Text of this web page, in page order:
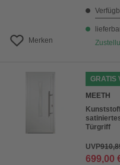
Merken
GRATIS
MEETH
Türgriff
UVP
699,00